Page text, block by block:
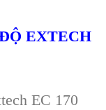
EXTECH
EC 170